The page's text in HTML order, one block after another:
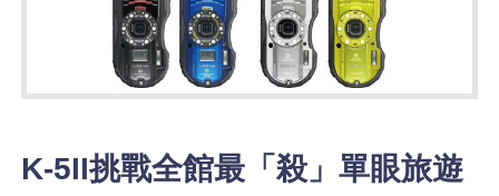
K-5II挑戰全館最「殺」單眼旅遊